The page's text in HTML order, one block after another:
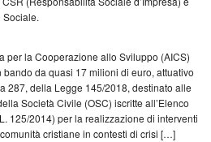
Sociale.
per la Cooperazione allo Sviluppo (AICS)
da quasi 17 milioni di euro, attuativo
287, della Legge 145/2018, destinato alle
Società Civile (OSC) iscritte all’Elenco
125/2014) per la realizzazione di interventi
cristiane in contesti di crisi […]